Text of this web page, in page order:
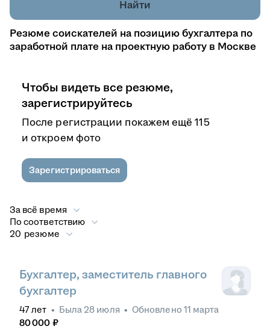
Найти
Резюме соискателей на позицию бухгалтера по
заработной плате на проектную работу в Москве
Чтобы видеть все резюме,
зарегистрируйтесь
После регистрации покажем ещё 115
и откроем фото
Зарегистрироваться
За всё время
По соответствию
20 резюме
Бухгалтер, заместитель главного
бухгалтер
47лет • Была 28 июля • Обновлено 11 марта
80 000 ₽